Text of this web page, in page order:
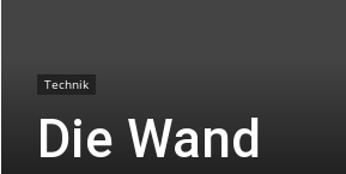
Technik
Die Wand